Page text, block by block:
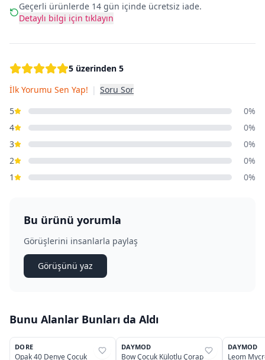
Geçerli ürünlerde 14 gün içinde ücretsiz iade.
Detaylı bilgi için tıklayın
5 üzerinden 5
İlk Yorumu Sen Yap! | Soru Sor
5
0%
4
0%
3
0%
2
0%
1
0%
Bu ürünü yorumla
Görüşlerini insanlarla paylaş
Görüşünü yaz
Bunu Alanlar Bunları da Aldı
%24
DORE
Opak 40 Denye Çocuk
%37
DAYMOD
Bow Çocuk Külotlu Çorap
%37
DAYMOD
Leom